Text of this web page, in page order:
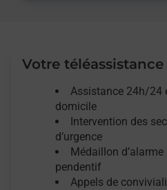
Votre
Assistance 24h/24
domicile
Intervention des
d’urgence
Médaillon d’alarme
pendentif
Appels de